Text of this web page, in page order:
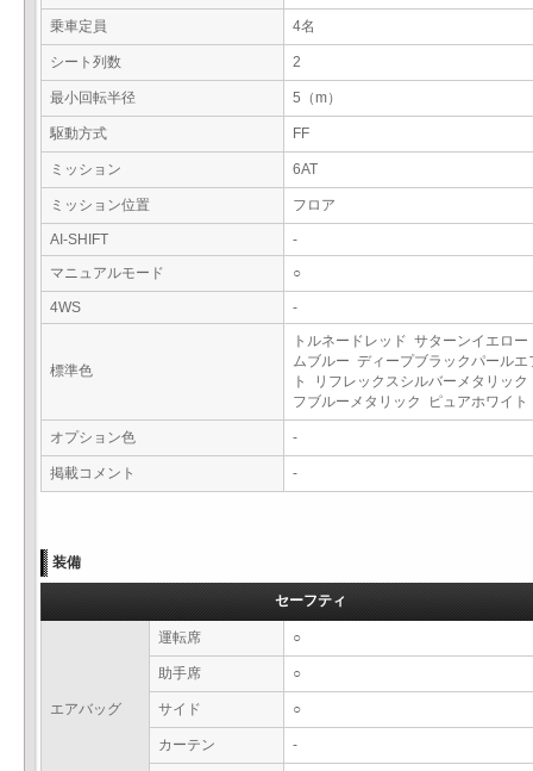
乗車定員 4名
シート列数 2
最小回転半径 5（m）
駆動方式 FF
ミッション 6AT
ミッション位置 フロア
AI-SHIFT
-
マニュアルモード
○
4WS -
標準色
トルネードレッド サターンイエロ
ムブルー ディープブラックパールエ
ト リフレックスシルバーメタリッ
フブルーメタリック ピュアホワイ
オプション色 -
掲載コメント -
装備
セーフティ
エアバッグ
運転席 ○
助手席 ○
サイド ○
カーテン -